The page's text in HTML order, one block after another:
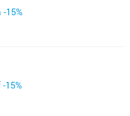
15%
15%